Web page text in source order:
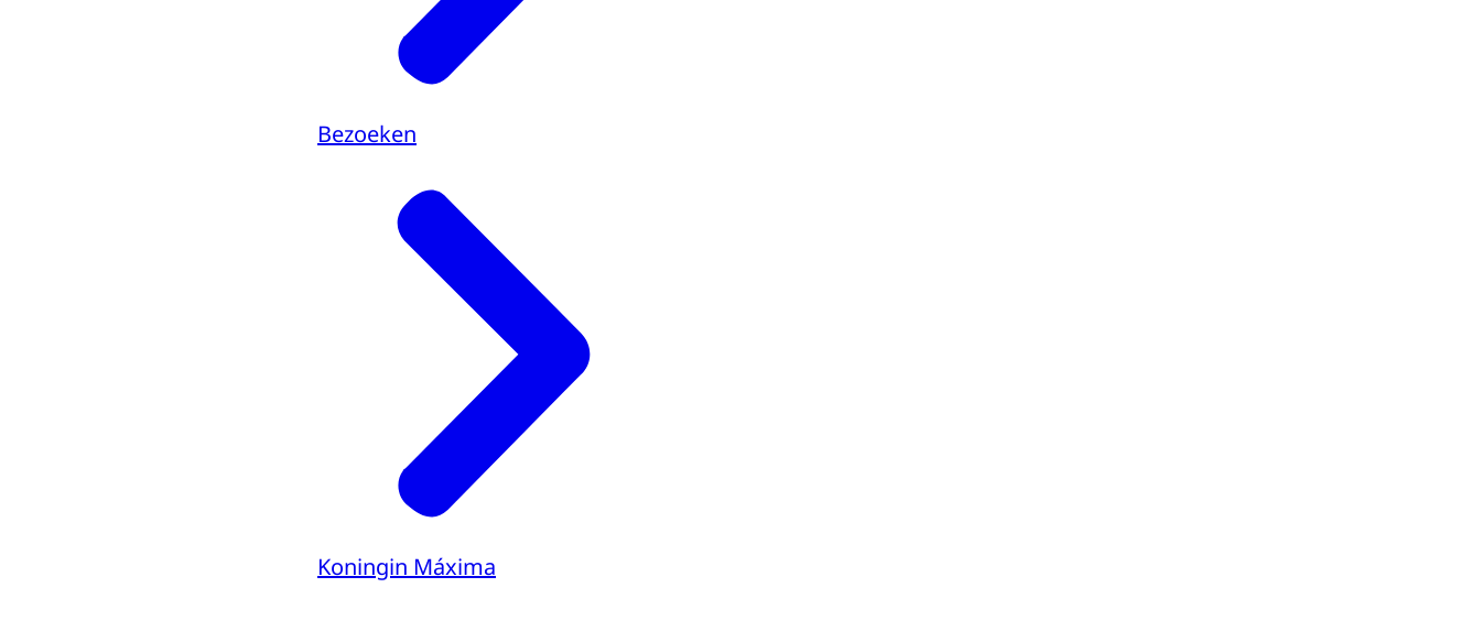
Bezoeken
Koningin Máxima